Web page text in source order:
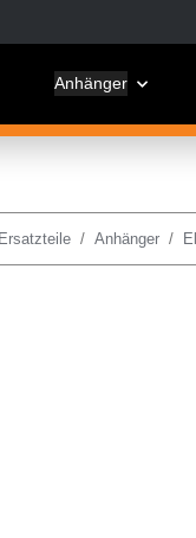
Anhänger
Anhänger